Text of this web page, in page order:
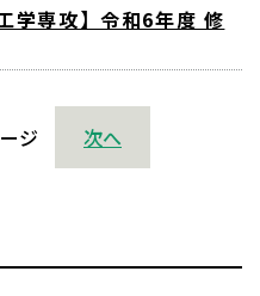
学専攻】令和6年度 修
ジ 次へ